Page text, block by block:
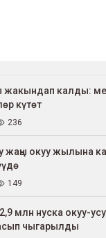
жакындап калды:
күтөт
236
жаңы окуу жылына
149
млн нуска окуу-
чыгарылды